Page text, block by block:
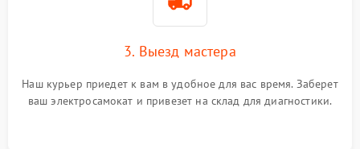
3. Выезд мастера
Наш курьер приедет к вам в удобное для вас время. Заберет
ваш электросамокат и привезет на склад для диагностики.